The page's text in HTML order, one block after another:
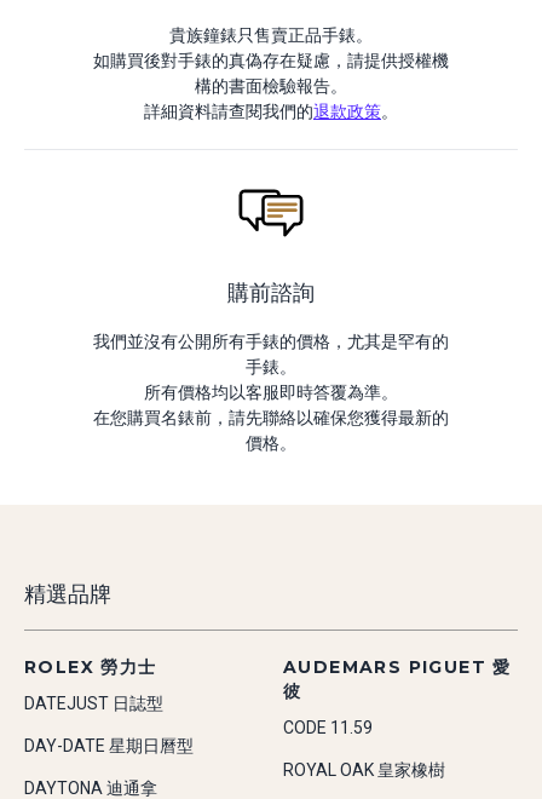
貴族鐘錶只售賣正品手錶。
如購買後對手錶的真偽存在疑慮，請提供授權機
構的書面檢驗報告。
詳細資料請查閱我們的退款政策。
購前諮詢
我們並沒有公開所有手錶的價格，尤其是罕有的
手錶。
所有價格均以客服即時答覆為準。
在您購買名錶前，請先聯絡以確保您獲得最新的
價格。
精選品牌
ROLEX 勞力士
DATEJUST 日誌型
DAY-DATE 星期日曆型
DAYTONA 迪通拿
AUDEMARS PIGUET 愛
彼
CODE 11.59
ROYAL OAK 皇家橡樹